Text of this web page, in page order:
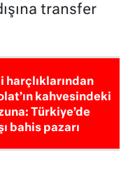
transfer
harçlıklarından
kahvesindeki
Türkiye’de
bahis pazarı